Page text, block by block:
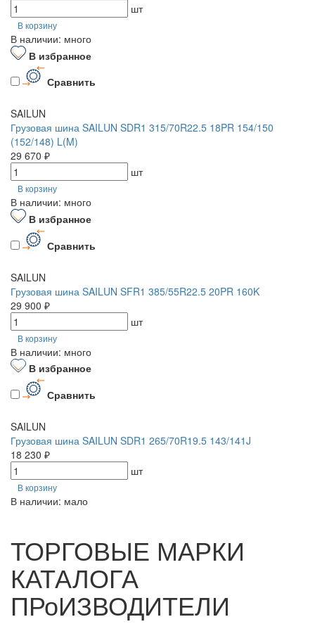
шт
В корзину
В наличии: много
В избранное
Сравнить
SAILUN
Грузовая шина SAILUN SDR1 315/70R22.5 18PR 154/150
(152/148) L(M)
29 670 ₽
шт
В корзину
В наличии: много
В избранное
Сравнить
SAILUN
Грузовая шина SAILUN SFR1 385/55R22.5 20PR 160K
29 900 ₽
шт
В корзину
В наличии: много
В избранное
Сравнить
SAILUN
Грузовая шина SAILUN SDR1 265/70R19.5 143/141J
18 230 ₽
шт
В корзину
В наличии: мало
ТОРГОВЫЕ МАРКИ
КАТАЛОГА
ПРоИЗВОДИТЕЛИ